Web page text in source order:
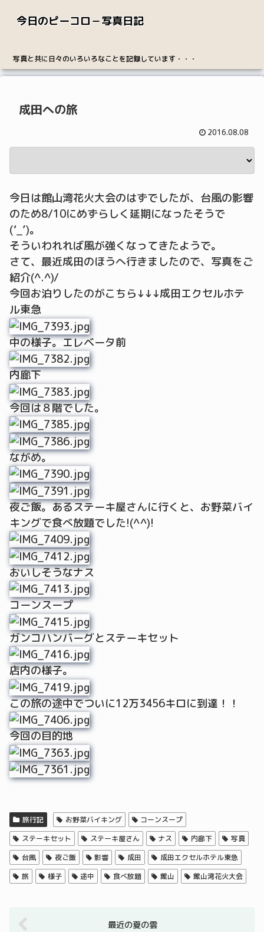
今日のピーコロ－写真日記
写真と共に日々のいろいろなことを記録しています・・・
成田への旅
2016.08.08
今日は館山湾花火大会のはずでしたが、台風の影響
のため8/10にめずらしく延期になったそうで
(‘_’)。
そういわれれば風が強くなってきたようで。
さて、最近成田のほうへ行きましたので、写真をご
紹介(^.^)/
今回お泊りしたのがこちら↓↓↓成田エクセルホテ
ル東急
中の様子。エレベータ前
内廊下
今回は８階でした。
ながめ。
夜ご飯。あるステーキ屋さんに行くと、お野菜バイ
キングで食べ放題でした!(^^)!
おいしそうなナス
コーンスープ
ガンコハンバーグとステーキセット
店内の様子。
この旅の途中でついに12万3456キロに到達！！
今回の目的地
旅行記 お野菜バイキング
コーンスープ
ステーキセット
ステーキ屋さん ナス 内廊下
写真
台風
夜ご飯 影響 成田
成田エクセルホテル東急
旅
様子 途中 食べ放題 館山 館山湾花火大会
最近の夏の雲